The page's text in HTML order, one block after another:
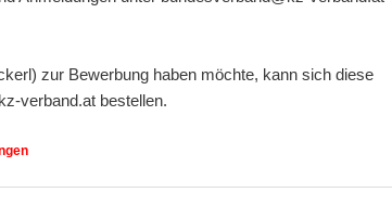
zur Bewerbung haben möchte, kann sich diese
verband.at bestellen.